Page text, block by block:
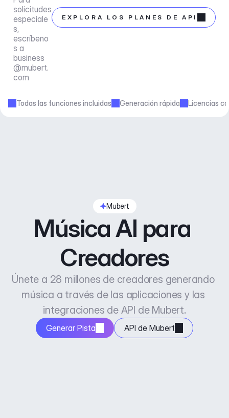
solicitudes
especiale
s,
escríbeno
business
@mubert.
com
EXPLORA LOS PLANES DE API
Todas las funciones incluidas Generación rápida Licencias
Mubert
Música AI para
Creadores
Únete a 28 millones de creadores generando
música a través de las aplicaciones y las
integraciones de API de Mubert.
Generar Pista API de Mubert